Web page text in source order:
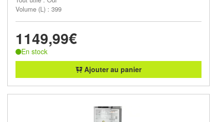
Volume (L) : 399
1149,99€
En stock
Ajouter au panier